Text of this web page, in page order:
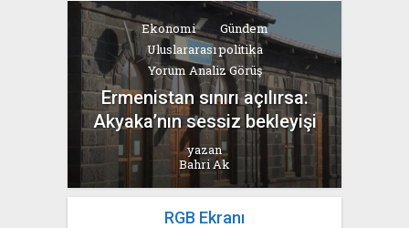
Ekonomi
Gündem
Uluslararası politika
Yorum Analiz Görüş
Ermenistan sınırı açılırsa:
Akyaka’nın sessiz bekleyişi
yazan
Bahri Ak
RGB Ekranı